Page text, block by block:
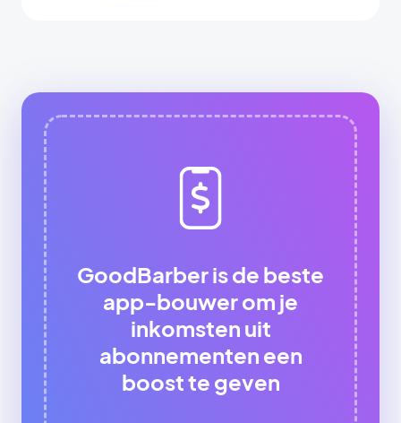
GoodBarber is de beste
app-bouwer om je
inkomsten uit
abonnementen een
boost te geven